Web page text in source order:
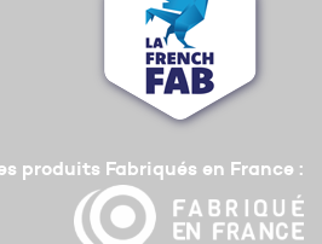
produits Fabriqués en France :